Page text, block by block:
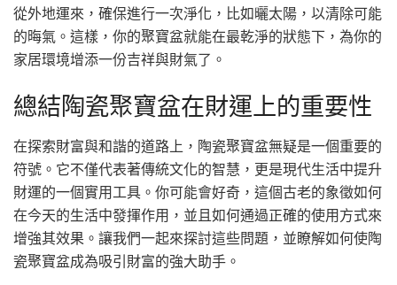
從外地運來，確保進行一次淨化，比如曬太陽，以清除可能
的晦氣。這樣，你的聚寶盆就能在最乾淨的狀態下，為你的
家居環境增添一份吉祥與財氣了。
總結陶瓷聚寶盆在財運上的重要性
在探索財富與和諧的道路上，陶瓷聚寶盆無疑是一個重要的
符號。它不僅代表著傳統文化的智慧，更是現代生活中提升
財運的一個實用工具。你可能會好奇，這個古老的象徵如何
在今天的生活中發揮作用，並且如何通過正確的使用方式來
增強其效果。讓我們一起來探討這些問題，並瞭解如何使陶
瓷聚寶盆成為吸引財富的強大助手。